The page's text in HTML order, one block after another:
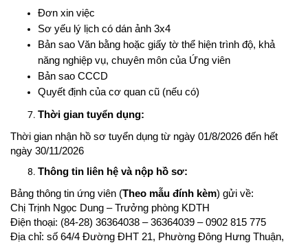
Đơn xin việc
Sơ yếu lý lịch có dán ảnh 3x4
Bản sao Văn bằng hoặc giấy tờ thể hiện trình độ, khả
năng nghiệp vụ, chuyên môn của Ứng viên
Bản sao CCCD
Quyết định của cơ quan cũ (nếu có)
Thời gian tuyển dụng:
Thời gian nhận hồ sơ tuyển dụng từ ngày 01/8/2026 đến hết
ngày 30/11/2026
Thông tin liên hệ và nộp hồ sơ:
Bảng thông tin ứng viên (Theo mẫu đính kèm) gửi về:
Chị Trịnh Ngọc Dung – Trưởng phòng KDTH
Điện thoại: (84-28) 36364038 – 36364039 –0902 815 775
Địa chỉ: số 64/4 Đường ĐHT 21, Phường Đông Hưng Thuận,